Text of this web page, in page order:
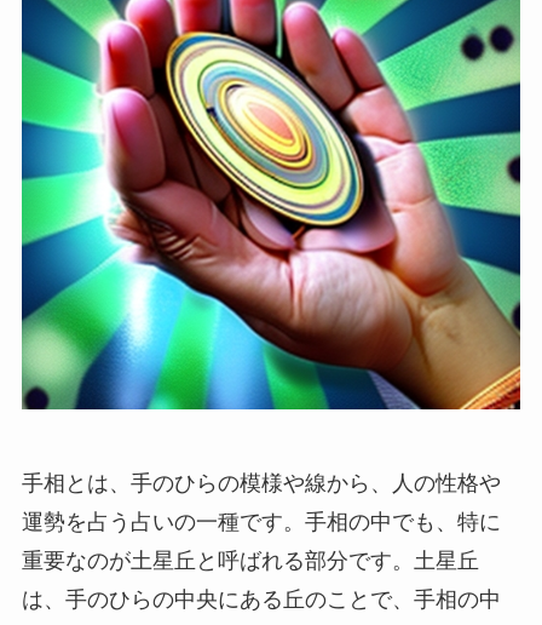
手相とは、手のひらの模様や線から、人の性格や
運勢を占う占いの一種です。手相の中でも、特に
重要なのが土星丘と呼ばれる部分です。土星丘
は、手のひらの中央にある丘のことで、手相の中